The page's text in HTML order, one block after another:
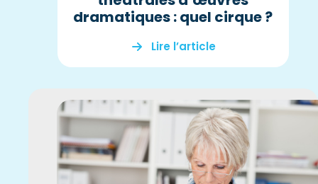
dramatiques : quel cirque ?
Lire l’article